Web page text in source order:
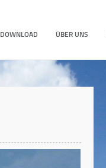
DOWNLOAD ÜBER UNS